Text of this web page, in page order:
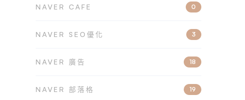
NAVER CAFE 0
NAVER SEO優化 3
NAVER 廣告 18
NAVER 部落格 19